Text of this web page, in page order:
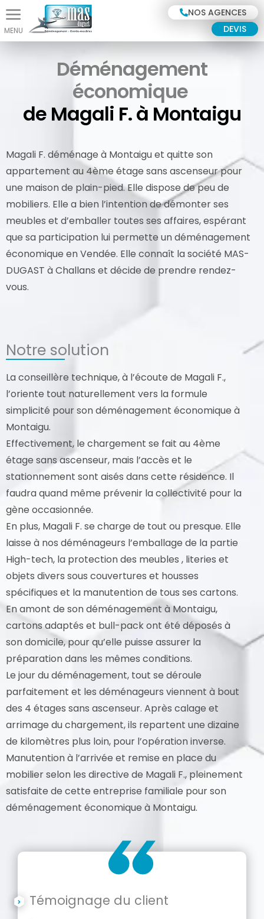
NOS AGENCES
DEVIS
Déménagement
économique
de Magali F. à Montaigu
Magali F. déménage à Montaigu et quitte son
appartement au 4ème étage sans ascenseur pour
une maison de plain-pied. Elle dispose de peu de
mobiliers. Elle a bien l’intention de démonter ses
meubles et d’emballer toutes ses affaires, espérant
que sa participation lui permette un déménagement
économique en Vendée. Elle connaît la société MAS-
DUGAST à Challans et décide de prendre rendez-
vous.
Notre solution
La conseillère technique, à l’écoute de Magali F.,
l’oriente tout naturellement vers la formule
simplicité pour son déménagement économique à
Montaigu.
Effectivement, le chargement se fait au 4ème
étage sans ascenseur, mais l’accès et le
stationnement sont aisés dans cette résidence. Il
faudra quand même prévenir la collectivité pour la
gène occasionnée.
En plus, Magali F. se charge de tout ou presque. Elle
laisse à nos déménageurs l’emballage de la partie
High-tech, la protection des meubles , literies et
objets divers sous couvertures et housses
spécifiques et la manutention de tous ses cartons.
En amont de son déménagement à Montaigu,
cartons adaptés et bull-pack ont été déposés à
son domicile, pour qu’elle puisse assurer la
préparation dans les mêmes conditions.
Le jour du déménagement, tout se déroule
parfaitement et les déménageurs viennent à bout
des 4 étages sans ascenseur. Après calage et
arrimage du chargement, ils repartent une dizaine
de kilomètres plus loin, pour l’opération inverse.
Manutention à l’arrivée et remise en place du
mobilier selon les directive de Magali F., pleinement
satisfaite de cette entreprise familiale pour son
déménagement économique à Montaigu.
Témoignage du client
Panneau de gestion des cookies